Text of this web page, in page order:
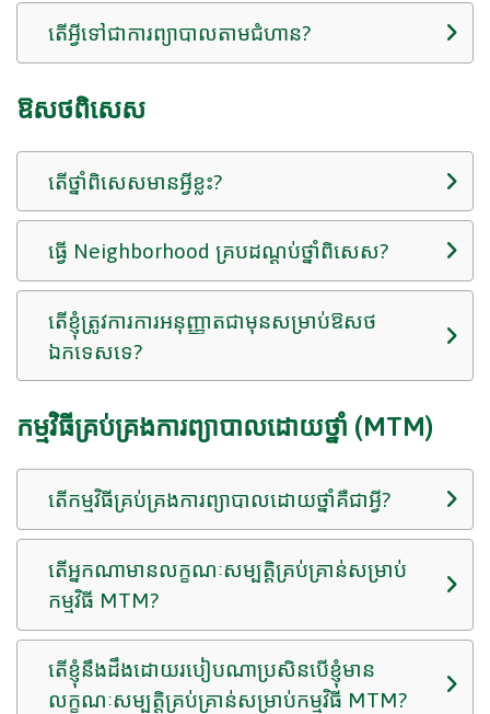
តើ​អ្វី​ទៅ​ជា​ការ​ព្យាបាល​តាម​ជំហាន?
ឱសថពិសេស
តើថ្នាំពិសេសមានអ្វីខ្លះ?
ធ្វើ Neighborhood គ្របដណ្តប់ថ្នាំពិសេស?
តើខ្ញុំត្រូវការការអនុញ្ញាតជាមុនសម្រាប់ឱសថ
ឯកទេសទេ?
កម្មវិធីគ្រប់គ្រងការព្យាបាលដោយថ្នាំ (MTM)
តើកម្មវិធីគ្រប់គ្រងការព្យាបាលដោយថ្នាំគឺជាអ្វី?
តើអ្នកណាមានលក្ខណៈសម្បត្តិគ្រប់គ្រាន់សម្រាប់
កម្មវិធី MTM?
តើ​ខ្ញុំ​នឹង​ដឹង​ដោយ​របៀប​ណា​ប្រសិនបើ​ខ្ញុំ​មាន​
លក្ខណៈសម្បត្តិ​គ្រប់គ្រាន់​សម្រាប់​កម្មវិធី MTM?